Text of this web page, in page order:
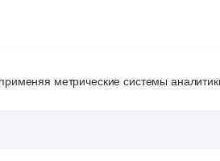
применяя метрические системы